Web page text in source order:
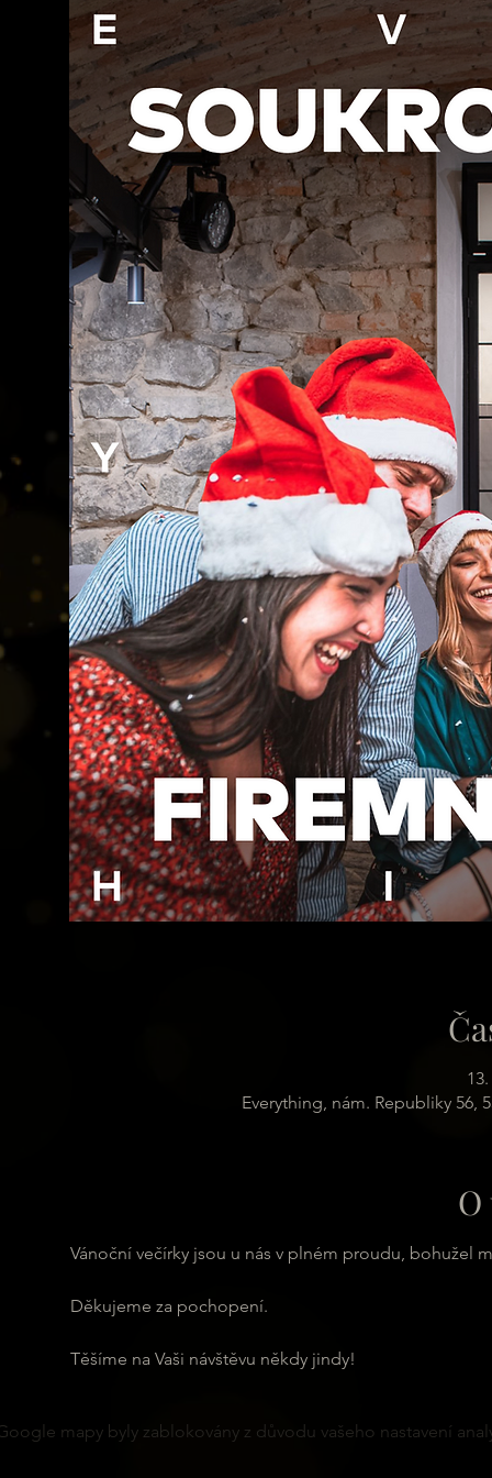
Everything, nám. Republiky 56,
Vánoční večírky jsou u nás v plném proudu, bohužel
Děkujeme za pochopení.
Těšíme na Vaši návštěvu někdy jindy!
mapy byly zablokovány z důvodu vašeho nastavení